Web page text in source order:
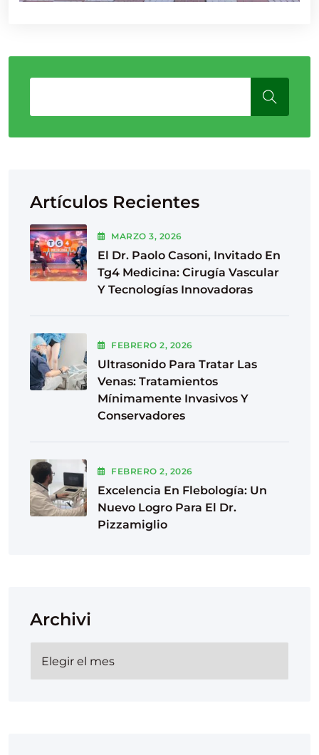
Artículos Recientes
MARZO3, 2026
El Dr. Paolo Casoni, Invitado En
Tg4 Medicina: Cirugía Vascular
Y Tecnologías Innovadoras
FEBRERO2, 2026
Ultrasonido Para Tratar Las
Venas: Tratamientos
Mínimamente Invasivos Y
Conservadores
FEBRERO2, 2026
Excelencia En Flebología: Un
Nuevo Logro Para El Dr.
Pizzamiglio
Archivi